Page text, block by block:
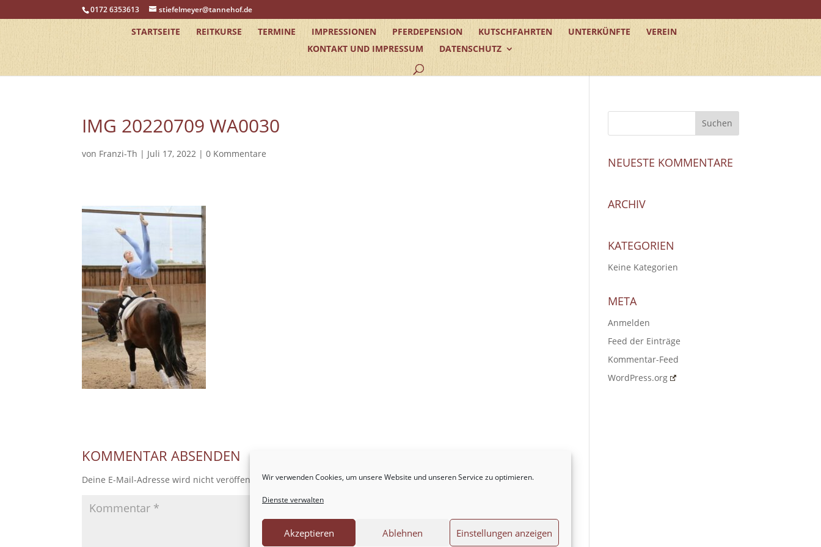
Wir verwenden Cookies, um unsere Website und unseren Service zu optimieren.
Dienste verwalten
Akzeptieren Ablehnen Einstellungen anzeigen
0172 6353613 stiefelmeyer@tannehof.de
STARTSEITE REITKURSE TERMINE IMPRESSIONEN PFERDEPENSION KUTSCHFAHRTEN UNTERKÜNFTE
VEREIN
KONTAKT UND IMPRESSUM
DATENSCHUTZ
IMG 20220709 WA0030
von Franzi-Th | Juli 17, 2022 |0 Kommentare
KOMMENTAR ABSENDEN
Deine E-Mail-Adresse wird nicht veröffentlicht. Erforderliche Felder sind mit*markiert
NEUESTE KOMMENTARE
ARCHIV
KATEGORIEN
Keine Kategorien
META
Anmelden
Feed der Einträge
Kommentar-Feed
WordPress.org